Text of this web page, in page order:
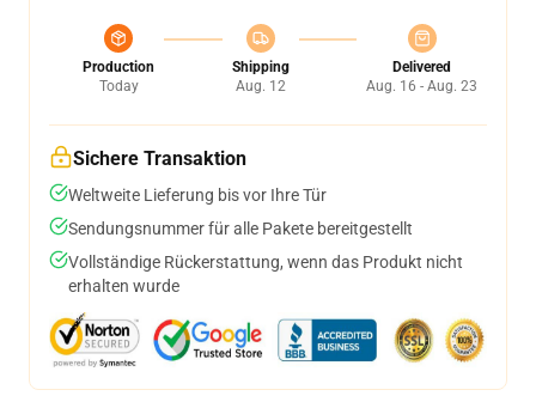
Production
Today
Shipping
Aug. 12
Delivered
Aug. 16 - Aug. 23
Sichere Transaktion
Weltweite Lieferung bis vor Ihre Tür
Sendungsnummer für alle Pakete bereitgestellt
Vollständige Rückerstattung, wenn das Produkt nicht
erhalten wurde